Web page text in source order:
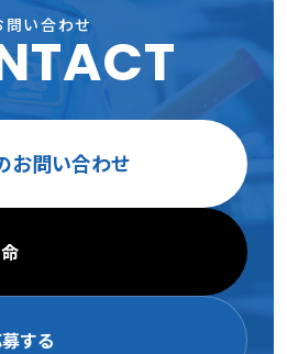
問い合わせ
お問い合わせ
する